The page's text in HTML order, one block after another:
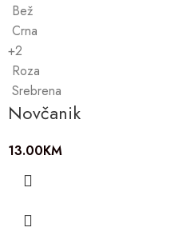
Bež
Crna
+2
Roza
Srebrena
Novčanik
13.00KM